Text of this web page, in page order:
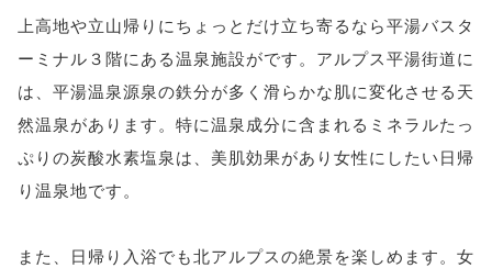
上高地や立山帰りにちょっとだけ立ち寄るなら平湯バスタ
ーミナル３階にある温泉施設がです。アルプス平湯街道に
は、平湯温泉源泉の鉄分が多く滑らかな肌に変化させる天
然温泉があります。特に温泉成分に含まれるミネラルたっ
ぷりの炭酸水素塩泉は、美肌効果があり女性にしたい日帰
り温泉地です。
また、日帰り入浴でも北アルプスの絶景を楽しめます。女